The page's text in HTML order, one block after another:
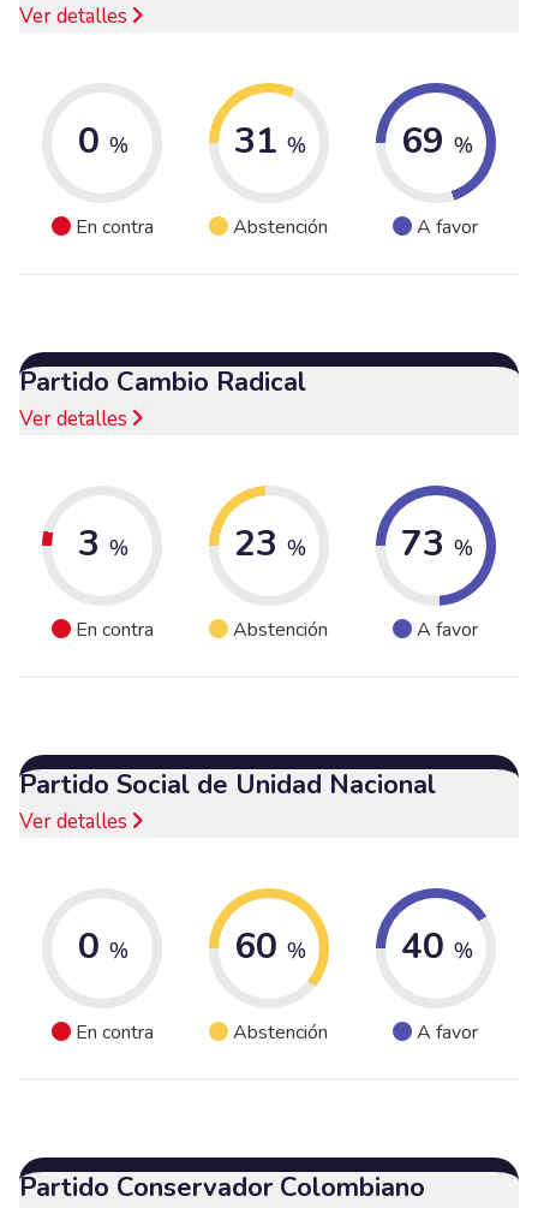
Ver detalles
0 %
En contra
31 %
Abstención
69 %
A favor
Partido Cambio Radical
Ver detalles
3 %
En contra
23 %
Abstención
73 %
A favor
Partido Social de Unidad Nacional
Ver detalles
0 %
En contra
60 %
Abstención
40 %
A favor
Partido Conservador Colombiano